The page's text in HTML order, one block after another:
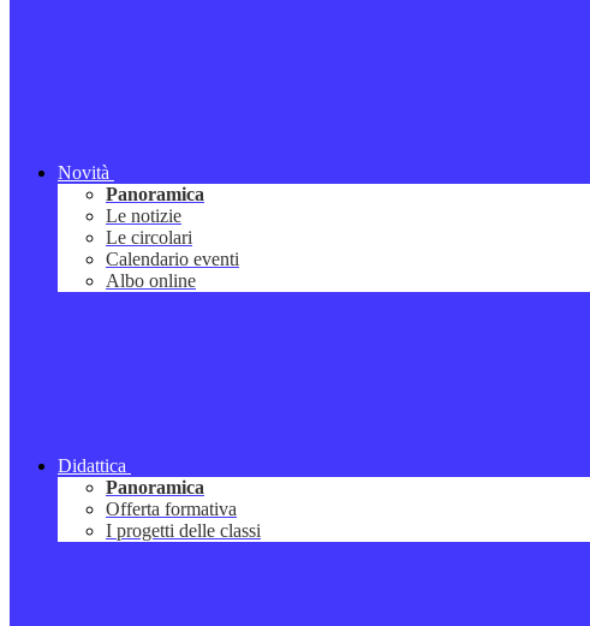
Novità
Panoramica
Le notizie
Le circolari
Calendario eventi
Albo online
Didattica
Panoramica
Offerta formativa
I progetti delle classi